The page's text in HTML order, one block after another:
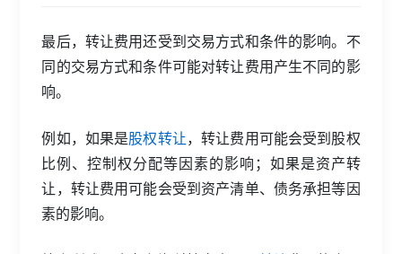
最后，转让费用还受到交易方式和条件的影响。不
同的交易方式和条件可能对转让费用产生不同的影
响。
例如，如果是股权转让，转让费用可能会受到股权
比例、控制权分配等因素的影响；如果是资产转
让，转让费用可能会受到资产清单、债务承担等因
素的影响。